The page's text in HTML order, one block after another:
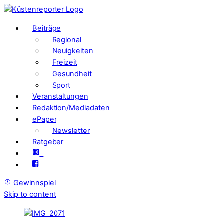
Beiträge
Regional
Neuigkeiten
Freizeit
Gesundheit
Sport
Veranstaltungen
Redaktion/Mediadaten
ePaper
Newsletter
Ratgeber
Gewinnspiel
Skip to content